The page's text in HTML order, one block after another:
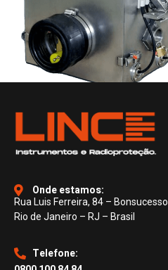
Onde estamos:
Rua Luis Ferreira, 84 – Bonsucesso
Rio de Janeiro – RJ – Brasil
Telefone: